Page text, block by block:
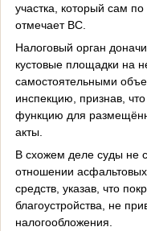
участка, который сам
отмечает ВС.
Налоговый орган
кустовые площадки на
самостоятельными
инспекцию, признав,
функцию для
акты.
В схожем деле суды не
отношении
средств, указав, что
благоустройства, не
налогообложения.